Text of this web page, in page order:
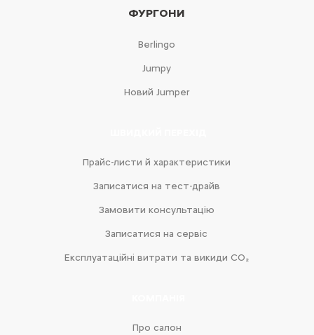
ФУРГОНИ
Berlingo
Jumpy
Новий Jumper
Прайс-листи й характеристики
Записатися на тест-драйв
Замовити консультацію
Записатися на сервіс
Експлуатаційні витрати та викиди CO₂
Про салон